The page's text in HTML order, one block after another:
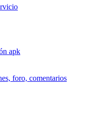
apk
foro, comentarios